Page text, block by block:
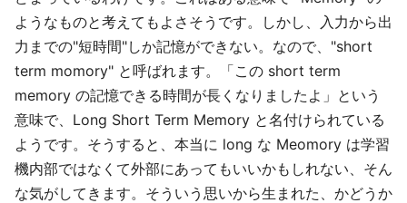
ようなものと考えてもよさそうです。しかし、入力から出
力までの"短時間"しか記憶ができない。なので、"short
term momory" と呼ばれます。「この short term
memory の記憶できる時間が長くなりましたよ」という
意味で、Long Short Term Memory と名付けられている
ようです。そうすると、本当に long な Meomory は学習
機内部ではなくて外部にあってもいいかもしれない、そん
な気がしてきます。そういう思いから生まれた、かどうか